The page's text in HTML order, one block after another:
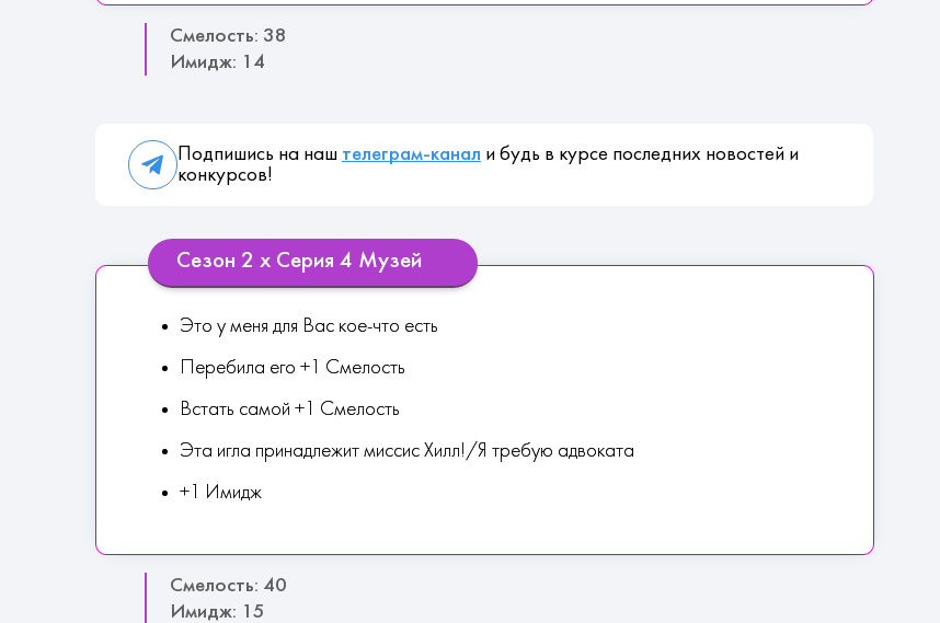
Смелость: 38
Имидж: 14
Подпишись на наш телеграм-канал и будь в курсе последних новостей и
конкурсов!
Сезон 2 х Серия 4 Музей
Это у меня для Вас кое-что есть
Перебила его +1 Смелость
Встать самой +1 Смелость
Эта игла принадлежит миссис Хилл!/Я требую адвоката
+1 Имидж
Смелость: 40
Имидж: 15